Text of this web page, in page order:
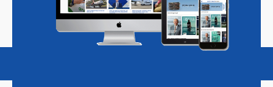
Magazine Podcasts Vacatures